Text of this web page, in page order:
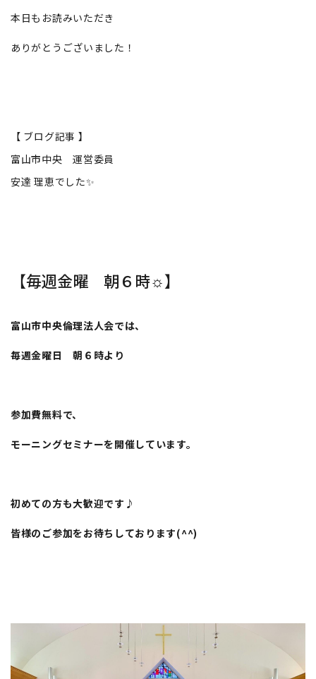
本日もお読みいただき
ありがとうございました！
【 ブログ記事 】
富山市中央 運営委員
安達 理恵でした✨
【毎週金曜 朝６時☼】
富山市中央倫理法人会では、
毎週金曜日 朝６時より
参加費無料で、
モーニングセミナーを開催しています。
初めての方も大歓迎です♪
皆様のご参加をお待ちしております(^^)